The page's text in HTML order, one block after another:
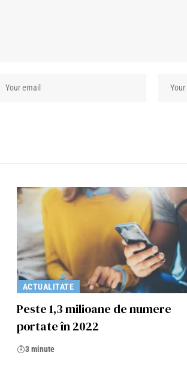
ACTUALITATE
Peste 1,3 milioane de numere
portate în 2022
3 minute